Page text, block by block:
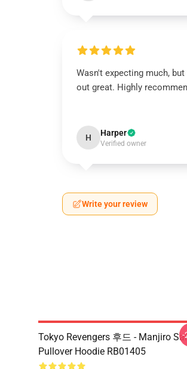
Wasn't expecting much,
out great. Highly
H Harper
Verified owner
Write your review
Tokyo Revengers 후드 - Manjiro
Pullover Hoodie RB01405
-